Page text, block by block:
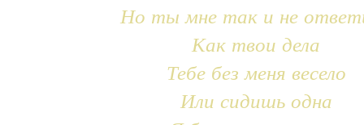
Но ты мне так и не
Как твои дела
Тебе без меня весело
Или сидишь одна